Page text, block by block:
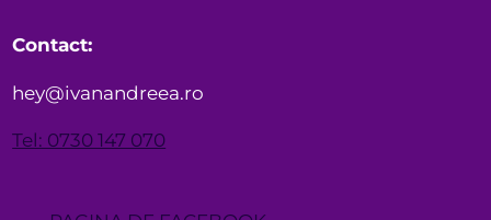
Contact:
hey@ivanandreea.ro
Tel: 0730 147 070